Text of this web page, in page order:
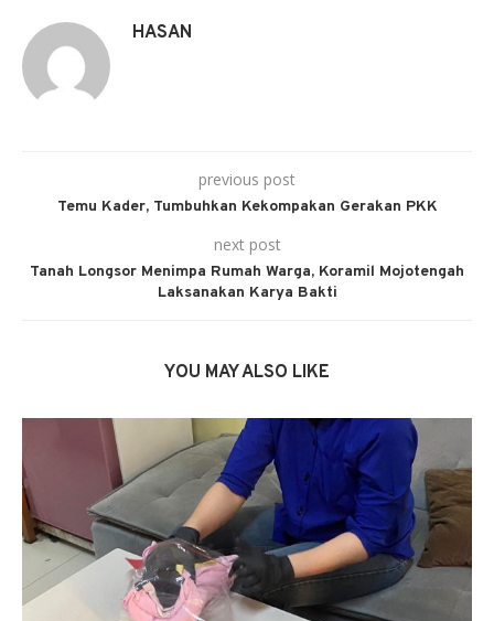
HASAN
previous post
Temu Kader, Tumbuhkan Kekompakan Gerakan PKK
next post
Tanah Longsor Menimpa Rumah Warga, Koramil Mojotengah
Laksanakan Karya Bakti
YOU MAY ALSO LIKE